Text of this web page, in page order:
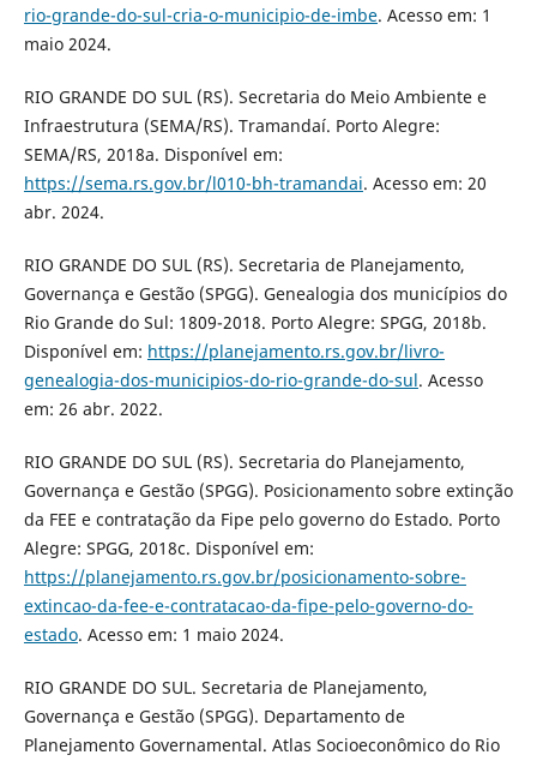
rio-grande-do-sul-cria-o-municipio-de-imbe. Acesso em: 1
maio 2024.
RIO GRANDE DO SUL (RS). Secretaria do Meio Ambiente e
Infraestrutura (SEMA/RS). Tramandaí. Porto Alegre:
SEMA/RS, 2018a. Disponível em:
https://sema.rs.gov.br/l010-bh-tramandai. Acesso em: 20
abr. 2024.
RIO GRANDE DO SUL (RS). Secretaria de Planejamento,
Governança e Gestão (SPGG). Genealogia dos municípios do
Rio Grande do Sul: 1809-2018. Porto Alegre: SPGG, 2018b.
Disponível em: https://planejamento.rs.gov.br/livro-
genealogia-dos-municipios-do-rio-grande-do-sul. Acesso
em: 26 abr. 2022.
RIO GRANDE DO SUL (RS). Secretaria do Planejamento,
Governança e Gestão (SPGG). Posicionamento sobre extinção
da FEE e contratação da Fipe pelo governo do Estado. Porto
Alegre: SPGG, 2018c. Disponível em:
https://planejamento.rs.gov.br/posicionamento-sobre-
extincao-da-fee-e-contratacao-da-fipe-pelo-governo-do-
estado. Acesso em: 1 maio 2024.
RIO GRANDE DO SUL. Secretaria de Planejamento,
Governança e Gestão (SPGG). Departamento de
Planejamento Governamental. Atlas Socioeconômico do Rio